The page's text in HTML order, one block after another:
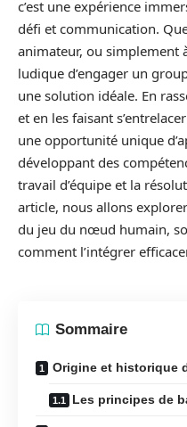
c’est une expérience
défi et communication.
animateur, ou simplement
ludique d’engager un
une solution idéale. En
et en les faisant
une opportunité unique
développant des
travail d’équipe et la
article, nous allons
du jeu du nœud humain,
comment l’intégrer
Sommaire
Origine et historique
Les principes de